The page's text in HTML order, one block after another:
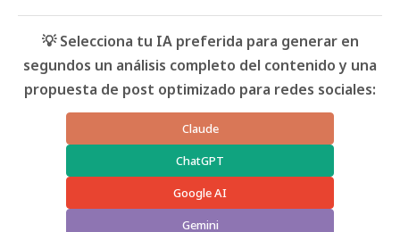
💡 Selecciona tu IA preferida para generar en
segundos un análisis completo del contenido y una
propuesta de post optimizado para redes sociales:
Claude
ChatGPT
Google AI
Gemini